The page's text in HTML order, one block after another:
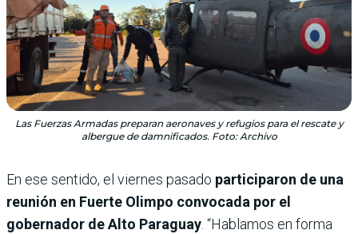
Las Fuerzas Armadas preparan aeronaves y refugios para el rescate y
albergue de damnificados. Foto: Archivo
En ese sentido, el viernes pasado participaron de una
reunión en Fuerte Olimpo convocada por el
gobernador de Alto Paraguay. “Hablamos en forma